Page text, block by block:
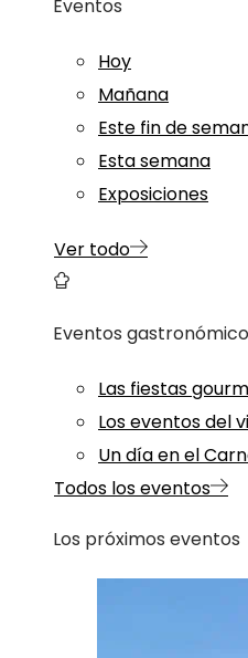
Eventos
Hoy
Mañana
Este fin de
Esta semana
Exposiciones
Ver todo
Eventos
Las fiestas
Los eventos del
Un día en el
Todos los eventos
Los próximos eventos